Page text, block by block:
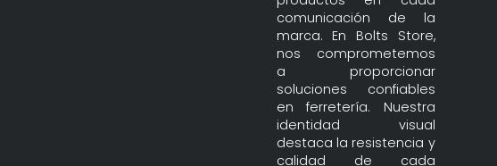
comunicación de la
marca. En Bolts Store,
nos comprometemos
a proporcionar
soluciones confiables
en ferretería. Nuestra
identidad visual
destaca la resistencia y
calidad de cada